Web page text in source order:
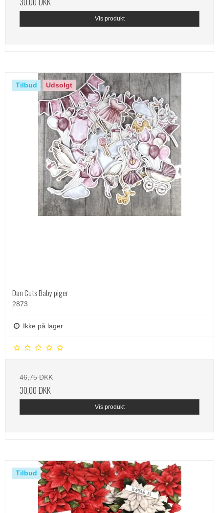
Vis produkt
Tilbud Udsolgt
Dan Cuts Baby piger
2873
Ikke på lager
46,75 DKK
30,00 DKK
Vis produkt
Tilbud